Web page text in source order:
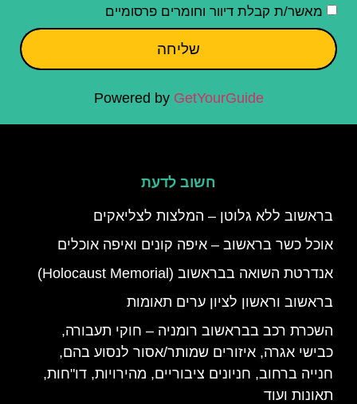
מאשר/ת קבלת דיוור וחומרים פרסומיים
שליחה
Powered by GetYourGuide
חשוב לדעת
בראשוב ללא גלוטן – המלצות לצליאקים
אוכל כשר בראשוב – איפה קונים ואיפה אוכלים
אנדרטת השואה בבראשוב (Holocaust Memorial)
בראשוב וראשון לציון ערים תאומות
השכרת רכב בבראשוב רומניה – חוקי תעבורה,
כבישי אגרה, איזורים שמותר/אסור לנסוע בהם,
חנייה ברחוב, חניונים ציבוריים, מהירויות, דו"חות,
תאונות ועוד